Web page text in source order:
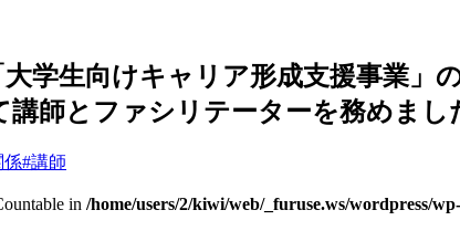
学生向けキャリア形成支援事業」
師とファシリテーターを務めまし
係#講師
in /home/users/2/kiwi/web/_furuse.ws/wordpress/